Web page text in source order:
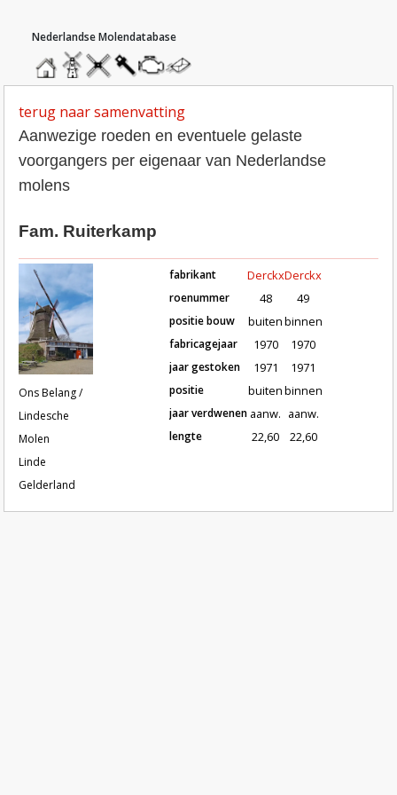
homemolendatabase
roedendatabase
assendatabase
motorendatabase
stuur
een
terug naar samenvatting
Aanwezige roeden en eventuele gelaste
voorgangers per eigenaar van Nederlandse
molens
Fam. Ruiterkamp
Ons Belang /
Lindesche
Molen
Linde
Gelderland
Roeden van molen Ons Belang /
fabrikant
roenummer
positie bouw
fabricagejaar
jaar gestoken
positie
jaar verdwenen
lengte
Derckx
48
buiten
1970
1971
buiten
aanw.
22,60
Derckx
49
binnen
1970
1971
binnen
aanw.
22,60